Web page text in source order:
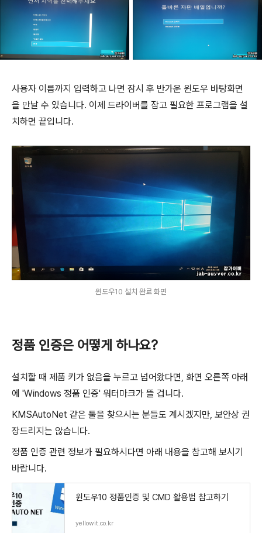
사용자 이름까지 입력하고 나면 잠시 후 반가운 윈도우 바탕화면
을 만날 수 있습니다. 이제 드라이버를 잡고 필요한 프로그램을 설
치하면 끝입니다.
윈도우10 설치 완료 화면
정품 인증은 어떻게 하나요?
설치할 때 제품 키가 없음을 누르고 넘어왔다면, 화면 오른쪽 아래
에 'Windows 정품 인증' 워터마크가 뜰 겁니다.
KMSAutoNet 같은 툴을 찾으시는 분들도 계시겠지만, 보안상 권
장드리지는 않습니다.
정품 인증 관련 정보가 필요하시다면 아래 내용을 참고해 보시기
바랍니다.
윈도우10 정품인증 및 CMD 활용법 참고하기
yellowit.co.kr